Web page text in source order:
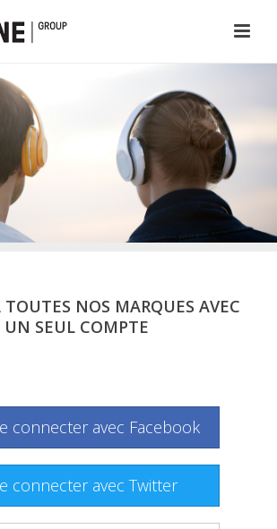
TOUTES NOS MARQUES AVEC
UN SEUL COMPTE
connecter avec Facebook
connecter avec Twitter